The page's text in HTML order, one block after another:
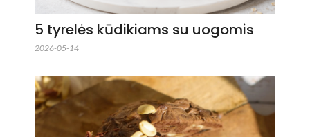
5 tyrelės kūdikiams su uogomis
2026-05-14